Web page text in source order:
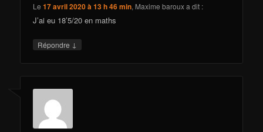
Le17 avril 2020 à 13 h 46 min, Maxime barouxa dit :
J’ai eu 18’5/20 en maths
Répondre ↓